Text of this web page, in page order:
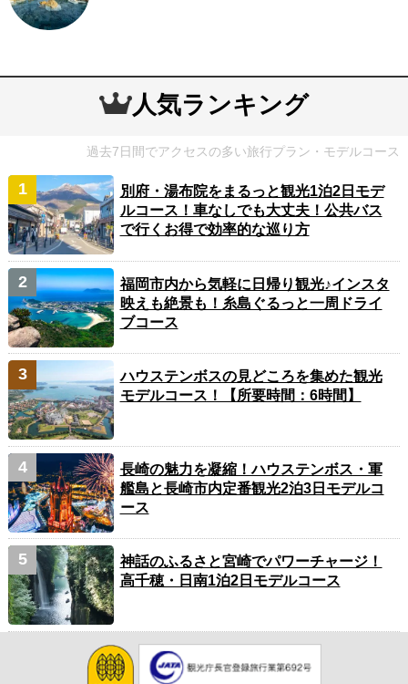
人気ランキング
過去7日間でアクセスの多い旅行プラン・モデルコース
別府・湯布院をまるっと観光1泊2日モデ
ルコース！車なしでも大丈夫！公共バス
で行くお得で効率的な巡り方
福岡市内から気軽に日帰り観光♪インスタ
映えも絶景も！糸島ぐるっと一周ドライ
ブコース
ハウステンボスの見どころを集めた観光
モデルコース！【所要時間：6時間】
長崎の魅力を凝縮！ハウステンボス・軍
艦島と長崎市内定番観光2泊3日モデルコ
ース
神話のふるさと宮崎でパワーチャージ！
高千穂・日南1泊2日モデルコース